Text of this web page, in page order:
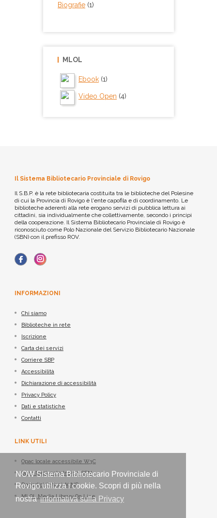
NOW Sistema Bibliotecario Provinciale di
Rovigo utilizza i cookie. Scopri di più nella
nostrainformativa sulla Privacy
Biografie (1)
MLOL
Ebook (1)
Video Open (4)
Il Sistema Bibliotecario Provinciale di Rovigo
Il S.B.P. è la rete bibliotecaria costituita tra le biblioteche del Polesine
di cui la Provincia di Rovigo è l'ente capofila e di coordinamento. Le
biblioteche aderenti alla rete erogano servizi di pubblica lettura ai
cittadini, sia individualmente che collettivamente, secondo i principi
della cooperazione. Il Sistema Bibliotecario Provinciale di Rovigo è
riconosciuto come Polo Nazionale del Servizio Bibliotecario Nazionale
(SBN) con il prefisso ROV.
INFORMAZIONI
Chi siamo
Biblioteche in rete
Iscrizione
Carta dei servizi
Corriere SBP
Accessibilità
Dichiarazione di accessibilità
Privacy Policy
Dati e statistiche
Contatti
LINK UTILI
Opac locale accessibile W3C
Opac Nazionale Indice SBN
Periodici italiani ACNP
MLOL Media Library On Line